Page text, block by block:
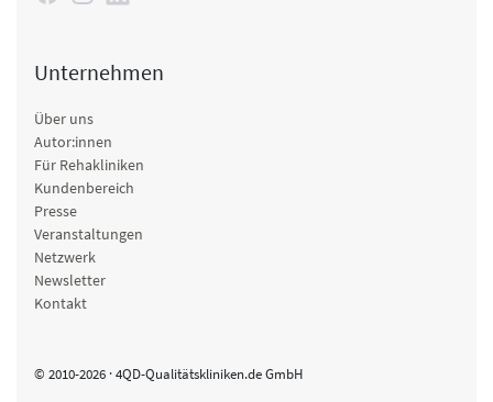
Unternehmen
Über uns
Autor:innen
Für Rehakliniken
Kundenbereich
Presse
Veranstaltungen
Netzwerk
Newsletter
Kontakt
© 2010-2026 · 4QD-Qualitätskliniken.de GmbH